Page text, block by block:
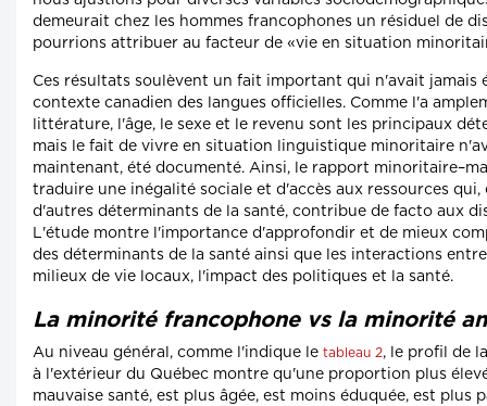
demeurait chez les hommes francophones un résiduel de
pourrions attribuer au facteur de «vie en situation
Ces résultats soulèvent un fait important qui n'avait jamais
contexte canadien des langues officielles. Comme l'a
littérature, l'âge, le sexe et le revenu sont les principaux
mais le fait de vivre en situation linguistique minoritaire
maintenant, été documenté. Ainsi, le rapport
traduire une inégalité sociale et d'accès aux ressources qui,
d'autres déterminants de la santé, contribue de facto aux
L'étude montre l'importance d'approfondir et de mieux
des déterminants de la santé ainsi que les interactions
milieux de vie locaux, l'impact des politiques et la santé.
La minorité francophone vs la minorité
Au niveau général, comme l'indique le tableau 2, le profil de
à l'extérieur du Québec montre qu'une proportion plus
mauvaise santé, est plus âgée, est moins éduquée, est plus